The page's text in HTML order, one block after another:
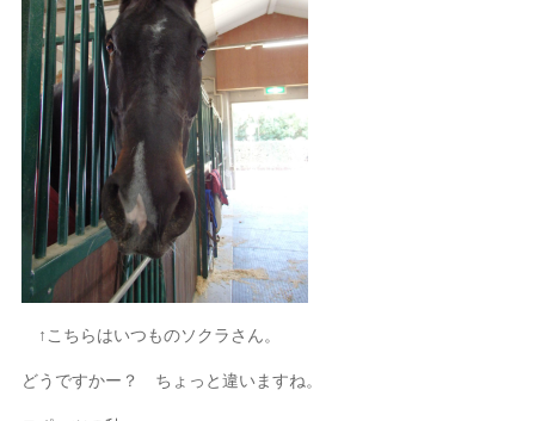
↑こちらはいつものソクラさん。
どうですかー？ ちょっと違いますね。